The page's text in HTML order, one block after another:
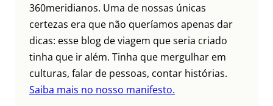
360meridianos. Uma de nossas únicas
certezas era que não queríamos apenas dar
dicas: esse blog de viagem que seria criado
tinha que ir além. Tinha que mergulhar em
culturas, falar de pessoas, contar histórias.
Saiba mais no nosso manifesto.